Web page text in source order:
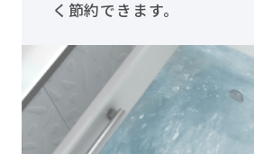
く節約できます。